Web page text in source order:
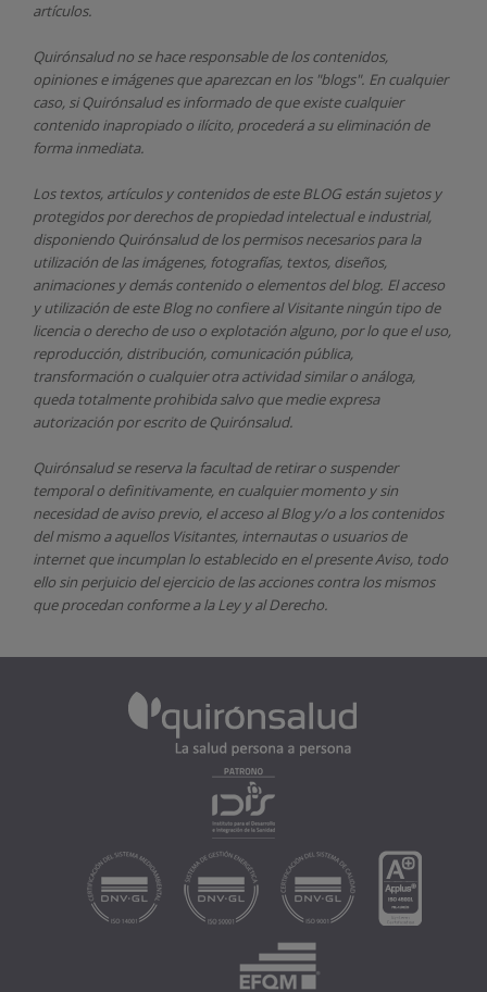
artículos.
Quirónsaludno se hace responsable de los contenidos,
opiniones e imágenes que aparezcan en los "blogs". En cualquier
caso, si Quirónsaludes informado de que existe cualquier
contenido inapropiado o ilícito, procederá a su eliminación de
forma inmediata.
Los textos, artículos y contenidos de este BLOG están sujetos y
protegidos por derechos de propiedad intelectual e industrial,
disponiendo Quirónsaludde los permisos necesarios para la
utilización de las imágenes, fotografías, textos, diseños,
animaciones y demás contenido o elementos del blog. El acceso
y utilización de este Blog no confiere al Visitante ningún tipo de
licencia o derecho de uso o explotación alguno, por lo que el uso,
reproducción, distribución, comunicación pública,
transformación o cualquier otra actividad similar o análoga,
queda totalmente prohibida salvo que medie expresa
autorización por escrito de Quirónsalud.
Quirónsaludse reserva la facultad de retirar o suspender
temporal o definitivamente, en cualquier momento y sin
necesidad de aviso previo, el acceso al Blog y/o a los contenidos
del mismo a aquellos Visitantes, internautas o usuarios de
internet que incumplan lo establecido en el presente Aviso, todo
ello sin perjuicio del ejercicio de las acciones contra los mismos
que procedan conforme a la Ley y al Derecho.